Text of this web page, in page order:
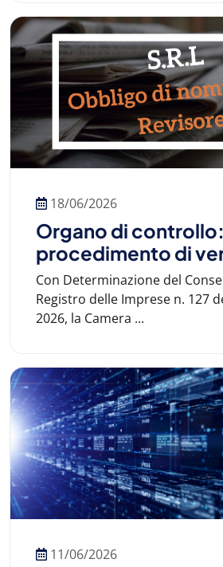
18/06/2026
Organo di
procedimento di
Con Determinazione del
Registro delle Imprese n. 127
2026, la Camera ...
11/06/2026